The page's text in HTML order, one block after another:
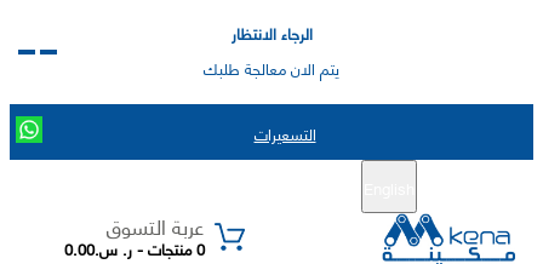
الرجاء الانتظار
يتم الان معالجة طلبك
التسعيرات
عربة التسوق
0 منتجات - ر. س.0.00